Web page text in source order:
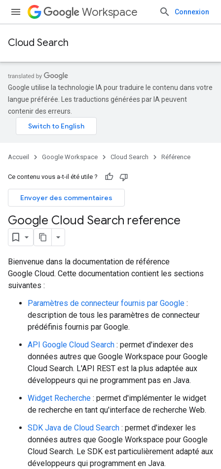
Workspace Connexion
Cloud Search
Google utilise la technologie IA pour traduire le contenu dans votre
langue préférée. Les traductions générées par IA peuvent
contenir des erreurs.
Accueil Google Workspace Cloud Search Référence
Ce contenu vous a-t-il été utile ?
Envoyer des commentaires
Google Cloud Search reference
Bienvenue dans la documentation de référence
Google Cloud. Cette documentation contient les sections
suivantes :
Paramètres de connecteur fournis par Google :
description de tous les paramètres de connecteur
prédéfinis fournis par Google.
API Google Cloud Search : permet d'indexer des
données autres que Google Workspace pour Google
Cloud Search. L'API REST est la plus adaptée aux
développeurs qui ne programment pas en Java.
Widget Recherche : permet d'implémenter le widget
de recherche en tant qu'interface de recherche Web.
SDK Java de Cloud Search : permet d'indexer les
données autres que Google Workspace pour Google
Cloud Search. Le SDK est particulièrement adapté aux
développeurs qui programment en Java.